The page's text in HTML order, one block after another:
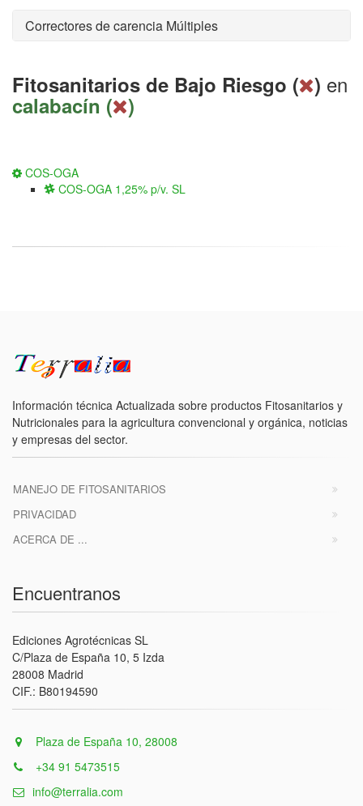
Correctores de carencia Múltiples
Fitosanitarios de Bajo Riesgo ( ) en
calabacín ( )
COS-OGA
COS-OGA 1,25% p/v. SL
Información técnica Actualizada sobre productos Fitosanitarios y
Nutricionales para la agricultura convencional y orgánica, noticias
y empresas del sector.
MANEJO DE FITOSANITARIOS
PRIVACIDAD
ACERCA DE ...
Encuentranos
Ediciones Agrotécnicas SL
C/Plaza de España 10, 5 Izda
28008 Madrid
CIF.: B80194590
Plaza de España 10, 28008
+34 91 5473515
info@terralia.com